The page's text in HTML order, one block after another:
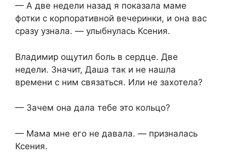
— А две недели назад я показала маме
фотки с корпоративной вечеринки, и она вас
сразу узнала. — улыбнулась Ксения.
Владимир ощутил боль в сердце. Две
недели. Значит, Даша так и не нашла
времени с ним связаться. Или не захотела?
— Зачем она дала тебе это кольцо?
— Мама мне его не давала. — призналась
Ксения.